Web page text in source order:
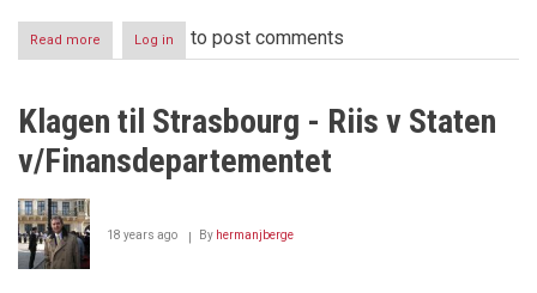
Read more about
Skatt
Log in to post comments
Klagen til Strasbourg - Riis v Staten
v/Finansdepartementet
18 years ago By hermanjberge